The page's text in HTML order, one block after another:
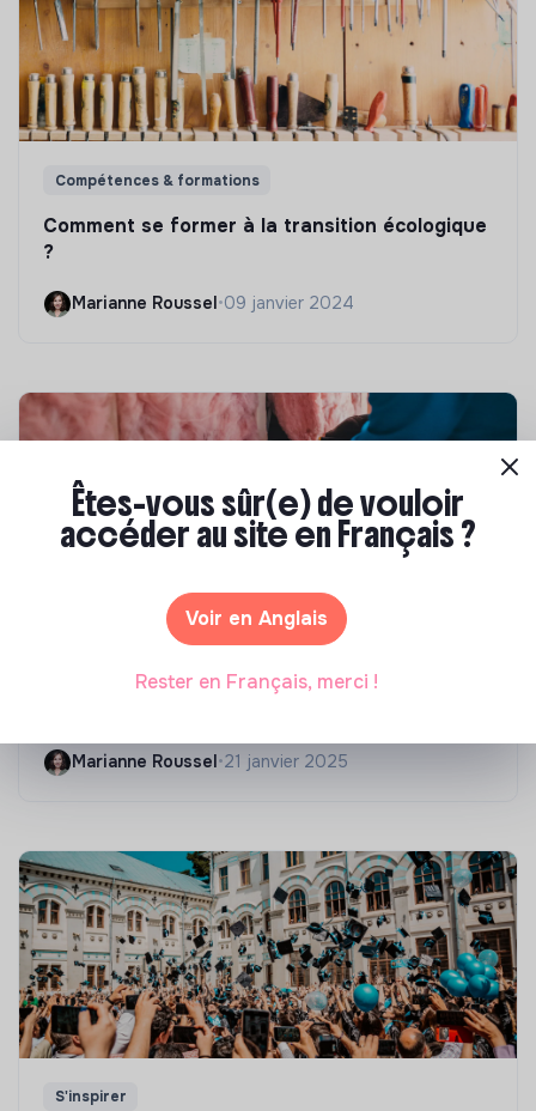
Compétences & formations
Comment se former à la transition écologique
?
Marianne Roussel •09 janvier 2024
Compétences & formations
Top 8 des formations en rénovation
Marianne Roussel•21 janvier 2025
S'inspirer
Êtes-vous sûr(e) de vouloir
accéder au site en Français ?
Voir en Anglais
Rester en Français, merci !